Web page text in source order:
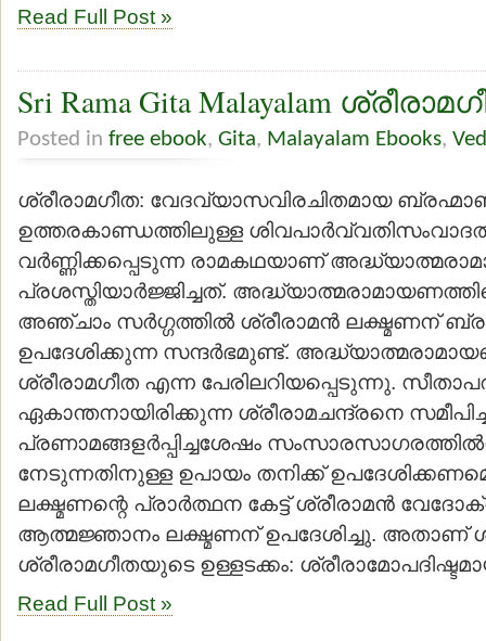
Read Full Post »
Sri Rama Gita Malayalam
Posted in free ebook, Gita, Malayalam Ebooks,
ശ്രീരാമഗീത: വേദവ്യാസവിരചിതമായ
ഉത്തരകാണ്ഡത്തിലുള്ള
വര്‍ണ്ണിക്കപ്പെടുന്ന രാമകഥയാണ്
പ്രശസ്തിയാര്‍ജ്ജിച്ചത്.
അഞ്ചാം സര്‍ഗ്ഗത്തില്‍ ശ്രീരാമന്‍ ലക്ഷ്മണന്
ഉപദേശിക്കുന്ന സന്ദര്‍ഭമുണ്ട്.
ശ്രീരാമഗീത എന്ന പേരിലറിയപ്പെടുന്നു.
ഏകാന്തനായിരിക്കുന്ന ശ്രീരാമചന്ദ്രനെ
പ്രണാമങ്ങളര്‍പ്പിച്ചശേഷം
നേടുന്നതിനുള്ള ഉപായം തനിക്ക്
ലക്ഷ്മണന്റെ പ്രാര്‍ത്ഥന കേട്ട് ശ്രീരാമന്‍
ആത്മജ്ഞാനം ലക്ഷ്മണന് ഉപദേശിച്ചു. അതാണ്
ശ്രീരാമഗീതയുടെ ഉള്ളടക്കം:
Read Full Post »